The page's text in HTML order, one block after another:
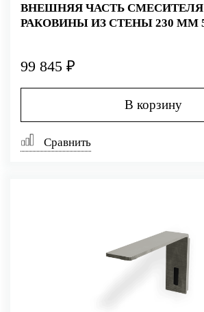
ВНЕШНЯЯ ЧАСТЬ
РАКОВИНЫ ИЗ СТЕНЫ 230 ММ
99 845 ₽
В корзину
Сравнить